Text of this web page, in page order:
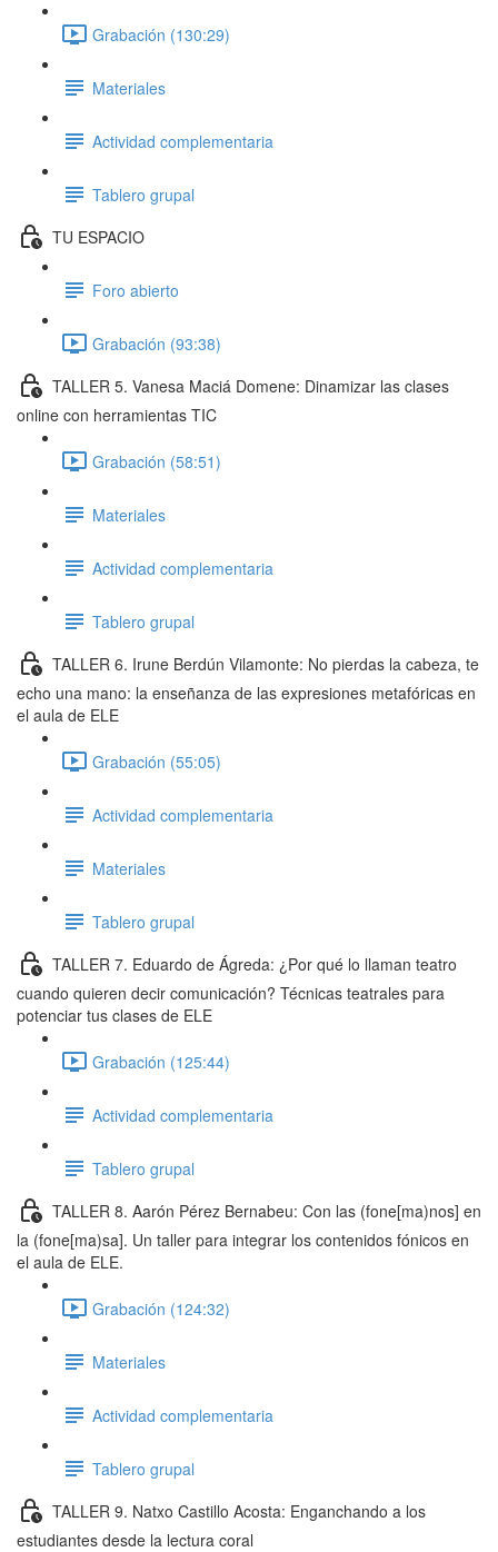
Grabación (130:29)
Materiales
Actividad complementaria
Tablero grupal
TU ESPACIO
Foro abierto
Grabación (93:38)
TALLER 5. Vanesa Maciá Domene: Dinamizar las clases
online con herramientas TIC
Grabación (58:51)
Materiales
Actividad complementaria
Tablero grupal
TALLER 6. Irune Berdún Vilamonte: No pierdas la cabeza, te
echo una mano: la enseñanza de las expresiones metafóricas en
el aula de ELE
Grabación (55:05)
Actividad complementaria
Materiales
Tablero grupal
TALLER 7. Eduardo de Ágreda: ¿Por qué lo llaman teatro
cuando quieren decir comunicación? Técnicas teatrales para
potenciar tus clases de ELE
Grabación (125:44)
Actividad complementaria
Tablero grupal
TALLER 8. Aarón Pérez Bernabeu: Con las (fone[ma)nos] en
la (fone[ma)sa]. Un taller para integrar los contenidos fónicos en
el aula de ELE.
Grabación (124:32)
Materiales
Actividad complementaria
Tablero grupal
TALLER 9. Natxo Castillo Acosta: Enganchando a los
estudiantes desde la lectura coral